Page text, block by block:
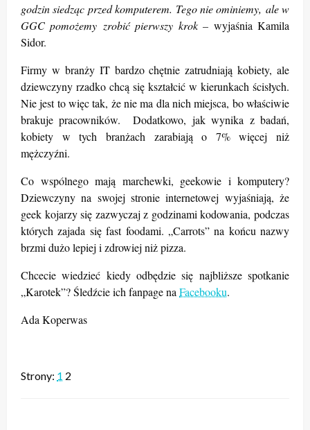
godzin siedząc przed komputerem. Tego nie ominiemy, ale w
GGC pomożemy zrobić pierwszy krok – wyjaśnia Kamila
Sidor.
Firmy w branży IT bardzo chętnie zatrudniają kobiety, ale
dziewczyny rzadko chcą się kształcić w kierunkach ścisłych.
Nie jest to więc tak, że nie ma dla nich miejsca, bo właściwie
brakuje pracowników. Dodatkowo, jak wynika z badań,
kobiety w tych branżach zarabiają o 7% więcej niż
mężczyźni.
Co wspólnego mają marchewki, geekowie i komputery?
Dziewczyny na swojej stronie internetowej wyjaśniają, że
geek kojarzy się zazwyczaj z godzinami kodowania, podczas
których zajada się fast foodami. „Carrots” na końcu nazwy
brzmi dużo lepiej i zdrowiej niż pizza.
Chcecie wiedzieć kiedy odbędzie się najbliższe spotkanie
„Karotek”? Śledźcie ich fanpage na Facebooku.
Ada Koperwas
Strony: 1 2